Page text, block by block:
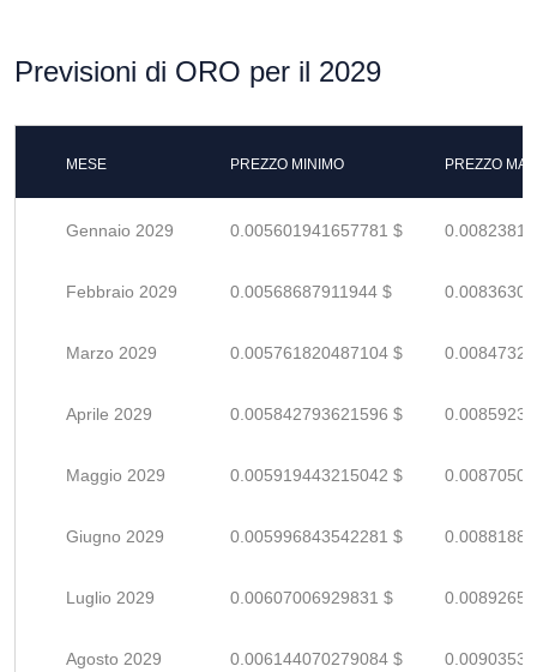
Previsioni di ORO per il 2029
MESE PREZZO MINIMO PREZZO
Gennaio 2029 0.005601941657781 $
Febbraio 2029 0.00568687911944 $
Marzo 2029 0.005761820487104 $
Aprile 2029 0.005842793621596 $
Maggio 2029 0.005919443215042 $
Giugno 2029 0.005996843542281 $
Luglio 2029 0.00607006929831 $
Agosto 2029 0.006144070279084 $